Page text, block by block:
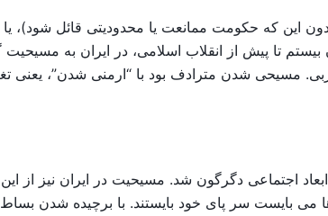
این که حکومت ممانعت یا محدودیتی قائل شود)،
تا پیش از انقلاب اسلامی، در ایران به
مسیحی شدن مترادف بود با “ارمنی شدن”، یعنی
اجتماعی دگرگون شد. مسیحیت در ایران نیز از
می بایست سر پای خود بایستند. با برچیده شدن